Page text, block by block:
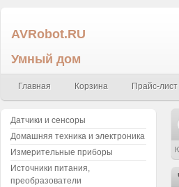
AVRobot.RU
Умный дом
Главная Корзина Прайс-лист
Датчики и сенсоры
Домашняя техника и электроника
Измерительные приборы
Источники питания,
преобразователи